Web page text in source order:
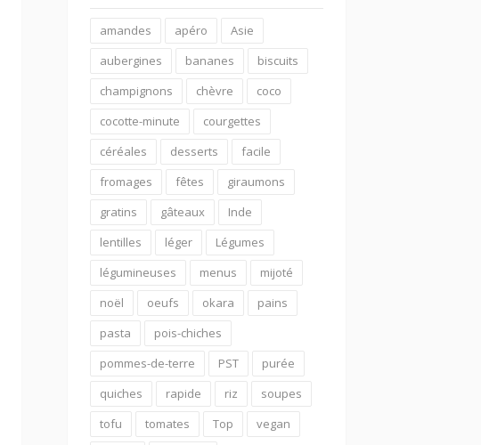
amandes apéro
Asie
aubergines
bananes
biscuits
champignons
chèvre
coco
cocotte-minute
courgettes
céréales
desserts
facile
fromages
fêtes
giraumons
gratins
gâteaux
Inde
lentilles
léger
Légumes
légumineuses
menus
mijoté
noël
oeufs okara
pains
pasta
pois-chiches
pommes-de-terre
PST
purée
quiches
rapide riz
soupes
tofu
tomates Top
vegan